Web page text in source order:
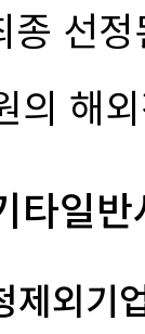
종 선
의 해
타일반
제외기